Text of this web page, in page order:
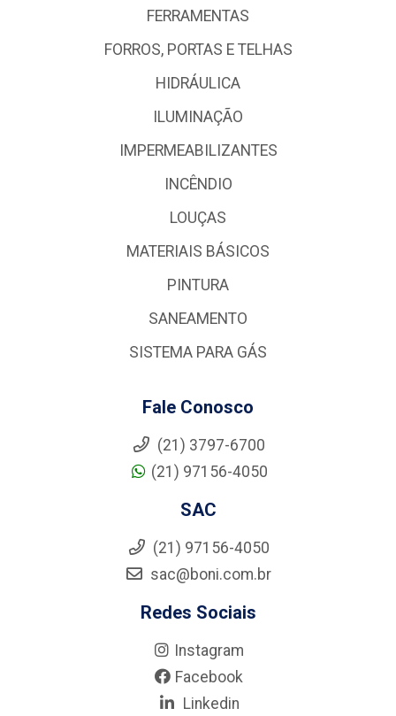
FERRAMENTAS
FORROS, PORTAS E TELHAS
HIDRÁULICA
ILUMINAÇÃO
IMPERMEABILIZANTES
INCÊNDIO
LOUÇAS
MATERIAIS BÁSICOS
PINTURA
SANEAMENTO
SISTEMA PARA GÁS
Fale Conosco
(21) 3797-6700
(21) 97156-4050
SAC
(21) 97156-4050
sac@boni.com.br
Redes Sociais
Instagram
Facebook
Linkedin